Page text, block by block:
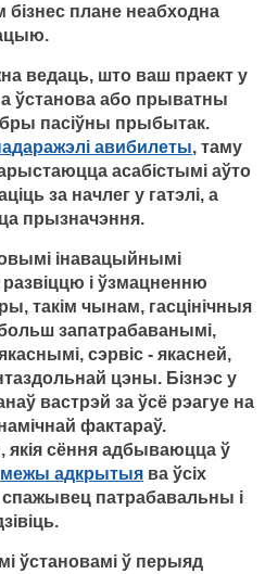
плане неабходна
ведаць, што ваш праект у
ўстанова або прыватны
пасіўны прыбытак.
авибилеты, таму
асабістымі аўто
за начлег у гатэлі, а
прызначэння.
інавацыйнымі
і ўзмацненню
такім чынам, гасцінічныя
запатрабаванымі,
сэрвіс - якасней,
цэны. Бізнэс у
вастрэй за ўсё рэагуе на
фактараў.
якія сёння адбываюцца ў
межы адкрытыя ва ўсіх
спажывец патрабавальны і
ўстановамі ў перыяд